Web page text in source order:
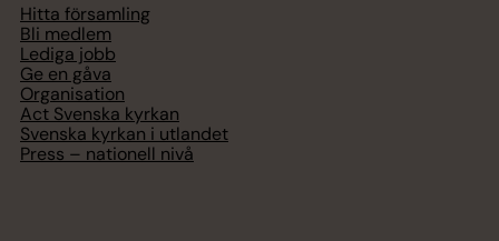
Hitta församling
Bli medlem
Lediga jobb
Ge en gåva
Organisation
Act Svenska kyrkan
Svenska kyrkan i utlandet
Press – nationell nivå